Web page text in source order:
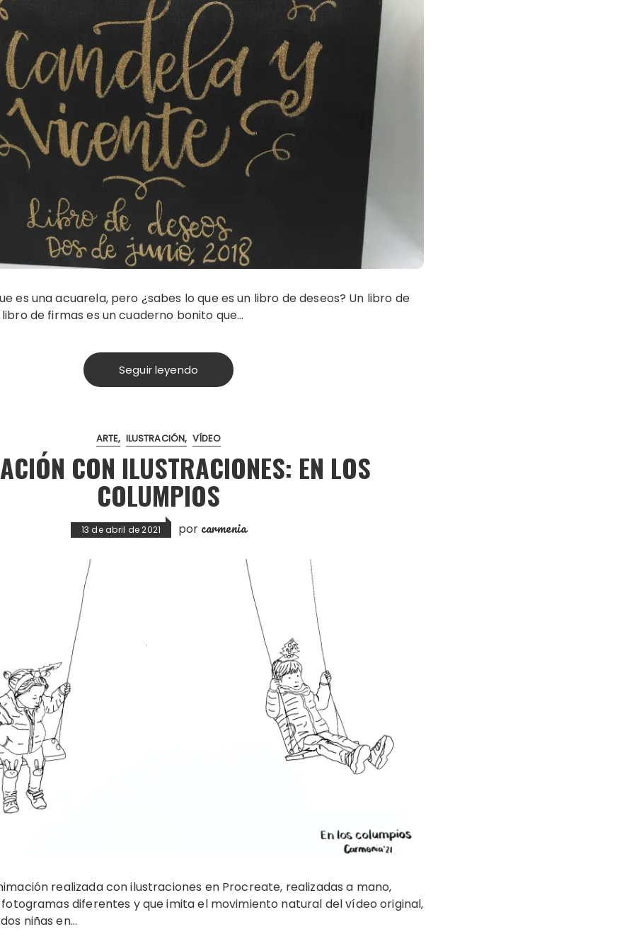
es una acuarela, pero ¿sabes lo que es un libro de deseos? Un libro de
de firmas es un cuaderno bonito que…
Seguir leyendo
ARTE ILUSTRACIÓN VÍDEO
CON ILUSTRACIONES: EN LOS
COLUMPIOS
13 de abril de 2021 por carmenia
realizada con ilustraciones en Procreate, realizadas a mano,
diferentes y que imita el movimiento natural del vídeo original,
niñas en…